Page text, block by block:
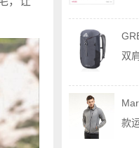
双
款